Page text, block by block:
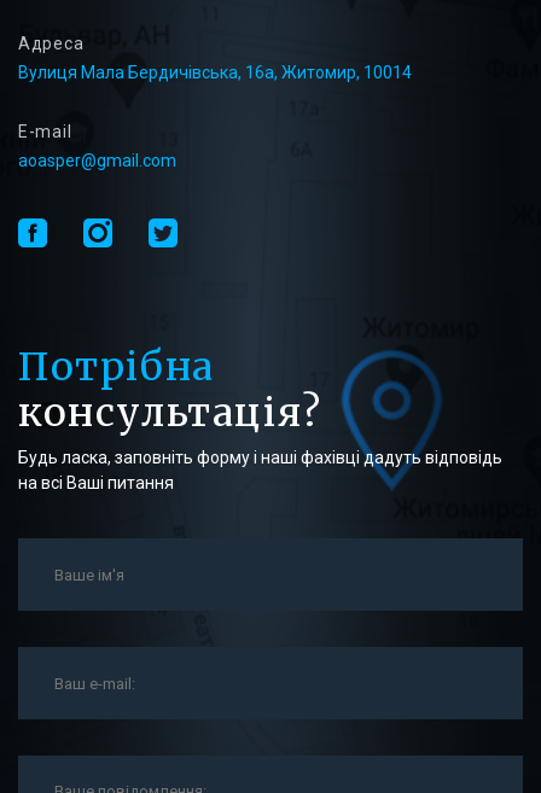
Адреса
Вулиця Мала Бердичівська, 16а, Житомир, 10014
E-mail
aoasper@gmail.com
Потрібна
консультація?
Будь ласка, заповніть форму і наші фахівці дадуть відповідь
на всі Ваші питання